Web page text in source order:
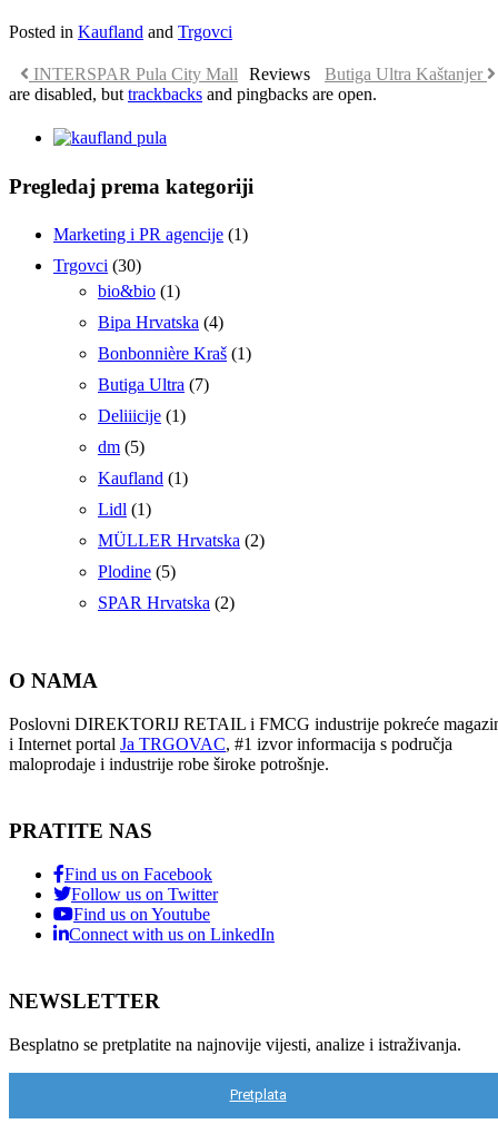
Posted in Kaufland and Trgovci
INTERSPAR Pula City Mall Butiga Ultra Kaštanjer
Reviews
are disabled, but trackbacks and pingbacks are open.
Pregledaj prema kategoriji
Marketing i PR agencije (1)
Trgovci (30)
bio&bio (1)
Bipa Hrvatska (4)
Bonbonnière Kraš (1)
Butiga Ultra (7)
Deliiicije (1)
dm (5)
Kaufland (1)
Lidl (1)
MÜLLER Hrvatska (2)
Plodine (5)
SPAR Hrvatska (2)
O NAMA
Poslovni DIREKTORIJ RETAIL i FMCG industrije pokreće
i Internet portal Ja TRGOVAC, #1 izvor informacija s područja
maloprodaje i industrije robe široke potrošnje.
PRATITE NAS
Find us on Facebook
Follow us on Twitter
Find us on Youtube
Connect with us on LinkedIn
NEWSLETTER
Besplatno se pretplatite na najnovije vijesti, analize i istraživanja.
Pretplata